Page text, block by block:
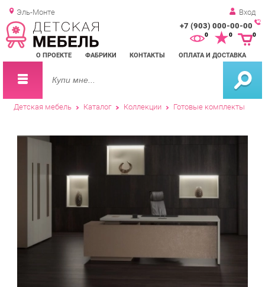
Эль-Монте Вход
+7 (903) 000-00-00
О ПРОЕКТЕ ФАБРИКИ КОНТАКТЫ ОПЛАТА И ДОСТАВКА
0 0
Детская мебель Каталог Коллекции Готовые комплекты